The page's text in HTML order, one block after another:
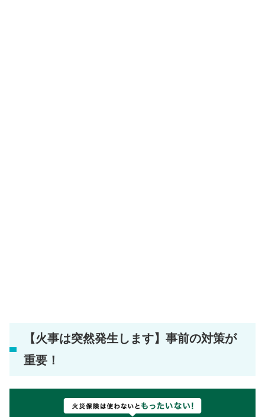
【火事は突然発生します】事前の対策が
重要！